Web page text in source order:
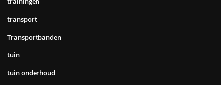
transport
Transportbanden
tuin
tuin onderhoud